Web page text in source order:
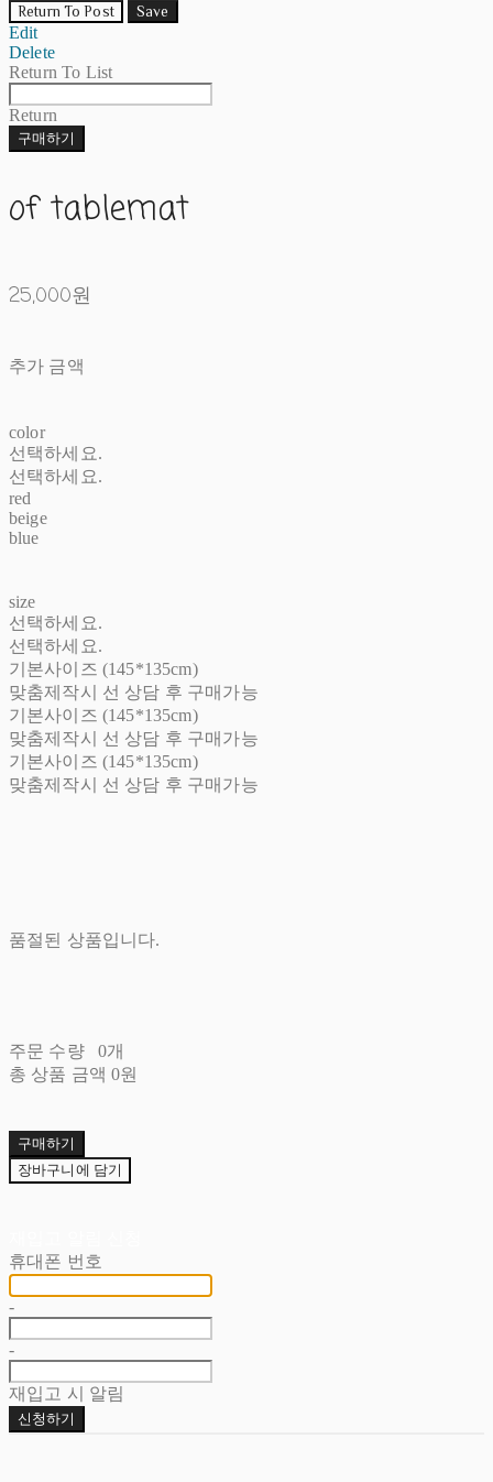
Return To Post Save
Edit
Delete
Return To List
Return
구매하기
of tablemat
25,000원
추가 금액
color
선택하세요.
선택하세요.
red
beige
blue
size
선택하세요.
선택하세요.
기본사이즈 (145*135cm)
맞춤제작시 선 상담 후 구매가능
기본사이즈 (145*135cm)
맞춤제작시 선 상담 후 구매가능
기본사이즈 (145*135cm)
맞춤제작시 선 상담 후 구매가능
품절된 상품입니다.
주문 수량
0개
총 상품 금액 0원
구매하기
장바구니에 담기
휴대폰 번호
-
-
재입고 시 알림
신청하기